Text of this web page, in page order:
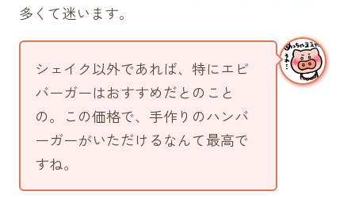
多くて迷います。
シェイク以外であれば、特にエビ
バーガーはおすすめだとのこと
の。この価格で、手作りのハンバ
ーガーがいただけるなんて最高で
すね。